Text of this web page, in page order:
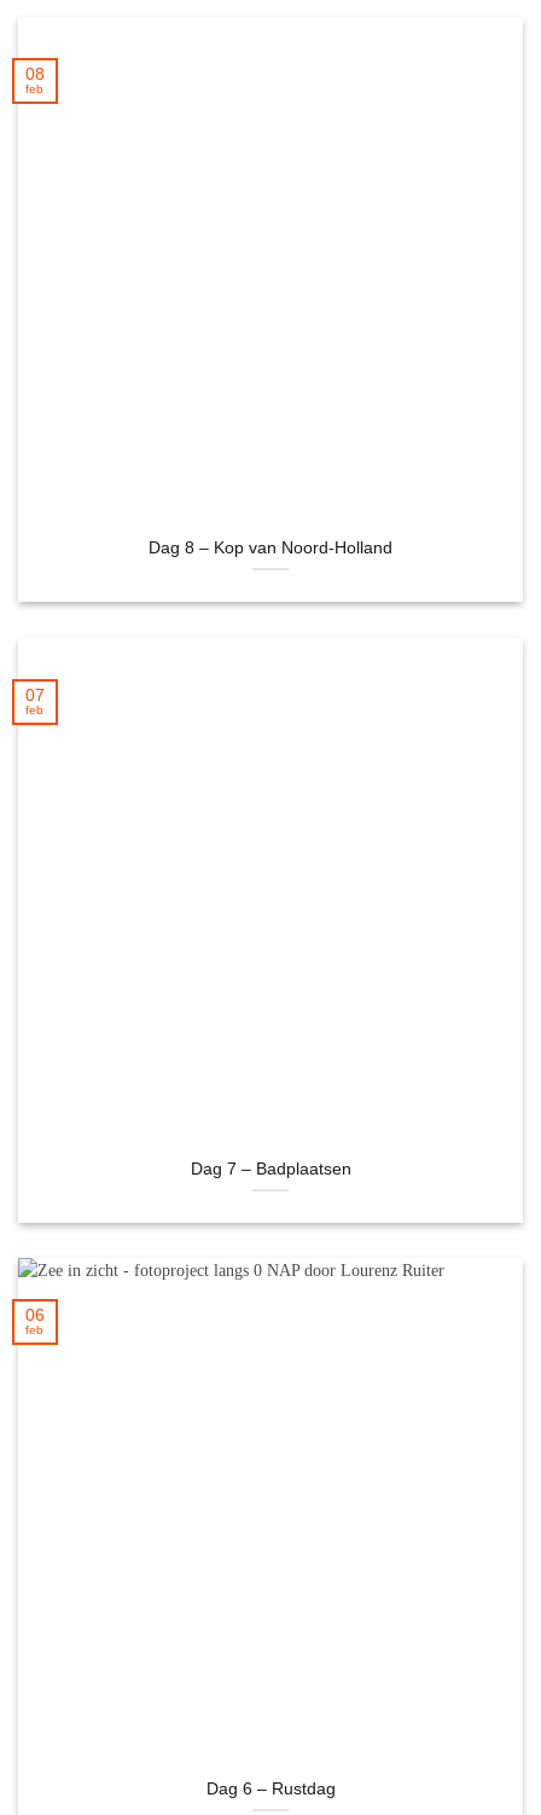
Dag 8 – Kop van Noord-Holland
08
feb
Dag 7 – Badplaatsen
07
feb
Dag 6 – Rustdag
06
feb